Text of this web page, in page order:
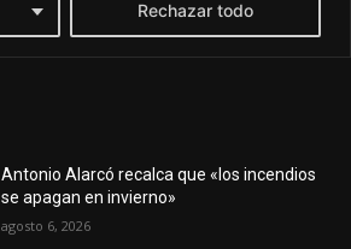
Antonio Alarcó recalca que «los incendios
se apagan en invierno»
agosto 6, 2026